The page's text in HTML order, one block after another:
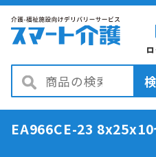
EA966CE-23